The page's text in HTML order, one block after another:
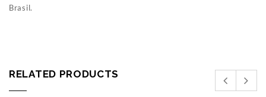
Brasil.
RELATED PRODUCTS